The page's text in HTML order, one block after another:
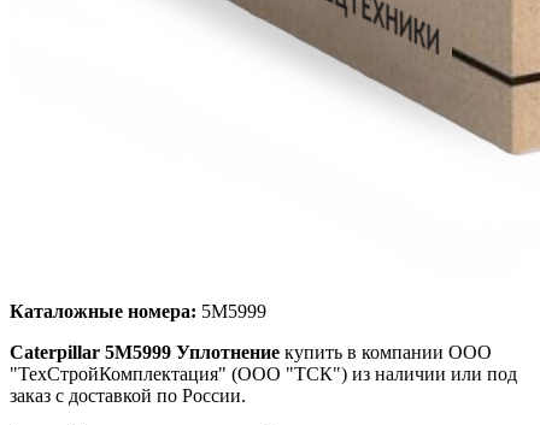
Каталожные номера: 5M5999
Caterpillar 5M5999 Уплотнение купить в компании ООО
"ТехСтройКомплектация" (ООО "ТСК") из наличии или под
заказ с доставкой по России.